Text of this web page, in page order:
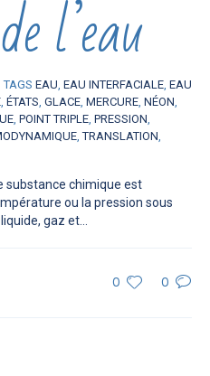
l’eau
TAGS EAU EAU INTERFACIALE EAU
ÉTATS GLACE MERCURE NÉON
POINT TRIPLE PRESSION
,TRANSLATION
substance chimique est
ou la pression sous
gaz et...
0 0